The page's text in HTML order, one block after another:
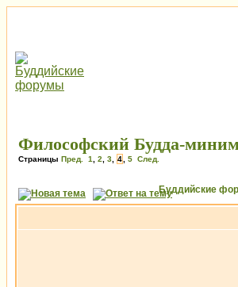
Философский Будда-
Страницы Пред. 1 2 3 4 5 След.
Буддийские